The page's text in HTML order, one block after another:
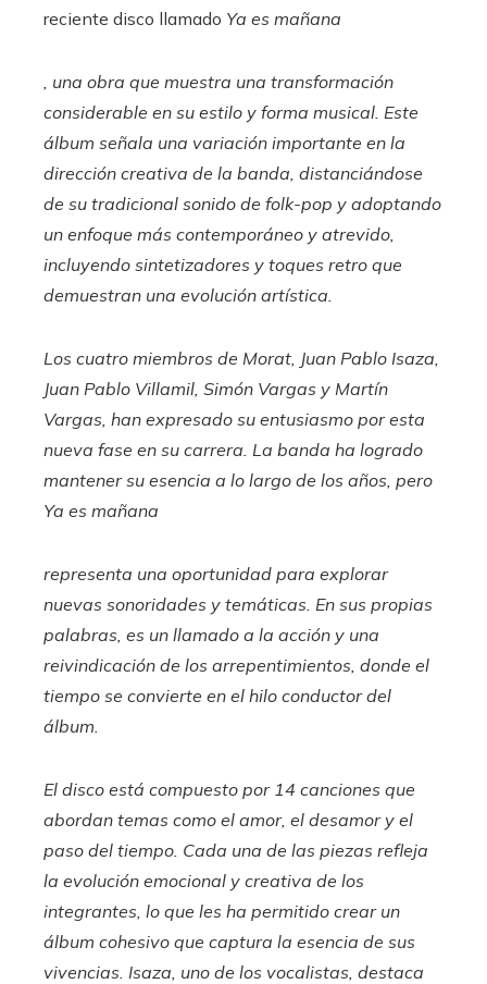
reciente disco llamado Ya es mañana
, una obra que muestra una transformación
considerable en su estilo y forma musical. Este
álbum señala una variación importante en la
dirección creativa de la banda, distanciándose
de su tradicional sonido de folk-pop y adoptando
un enfoque más contemporáneo y atrevido,
incluyendo sintetizadores y toques retro que
demuestran una evolución artística.
Los cuatro miembros de Morat, Juan Pablo Isaza,
Juan Pablo Villamil, Simón Vargas y Martín
Vargas, han expresado su entusiasmo por esta
nueva fase en su carrera. La banda ha logrado
mantener su esencia a lo largo de los años, pero
Ya es mañana
representa una oportunidad para explorar
nuevas sonoridades y temáticas. En sus propias
palabras, es un llamado a la acción y una
reivindicación de los arrepentimientos, donde el
tiempo se convierte en el hilo conductor del
álbum.
El disco está compuesto por 14 canciones que
abordan temas como el amor, el desamor y el
paso del tiempo. Cada una de las piezas refleja
la evolución emocional y creativa de los
integrantes, lo que les ha permitido crear un
álbum cohesivo que captura la esencia de sus
vivencias. Isaza, uno de los vocalistas, destaca